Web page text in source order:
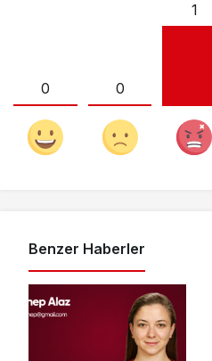
0 0
1
Benzer Haberler